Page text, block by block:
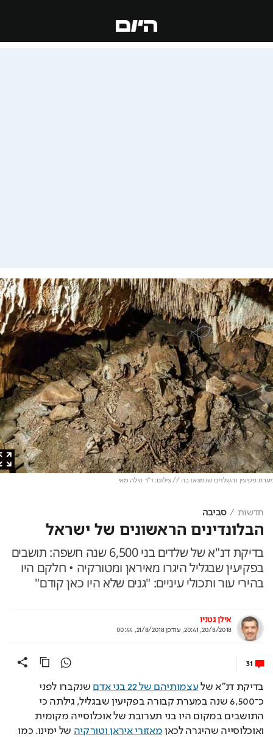
פקיעין והשלדים שנמצאו בה // צילום: ד"ר הילה מאי
חדשות סביבה
הבלונדינים הראשונים של ישראל
בדיקת דנ"א של שלדים בני 6,500 שנה חשפה: תושבים
בפקיעין שבגליל היגרו מאיראן ומטורקיה • חלקם היו
בהירי עור ותכולי עיניים: "גנים שלא היו כאן קודם"
אילן גטניו
20/8/2018, 20:41
,עודכן21/8/2018, 00:44
31
בדיקת דנ"א של עצמותיהם של 22 בני אדם
שנקברו לפני
כ־6,500 שנה במערת קבורה בפקיעין שבגליל, גילתה כי
התושבים במקום היו בני תערובת של אוכלוסייה מקומית
ואוכלוסייה שהיגרה לכאן מאזורי איראן וטורקיה
של ימינו. כמו